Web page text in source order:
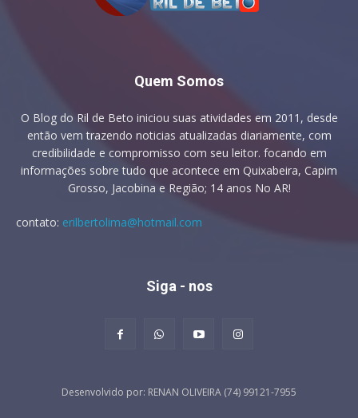
Quem Somos
O Blog do Ril de Beto iniciou suas atividades em 2011, desde
então vem trazendo noticias atualizadas diariamente, com
credibilidade e compromisso com seu leitor. focando em
informações sobre tudo que acontece em Quixabeira, Capim
Grosso, Jacobina e Região; 14 anos No AR!
contato: erilbertolima@hotmail.com
Siga - nos
Desenvolvido por: RENAN OLIVEIRA (74) 99121-7955